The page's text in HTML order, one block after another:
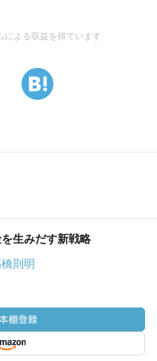
ェーンにより生み出さ
、人を介さないで「信
つながり、互いのもつ
多対多の関係
在し、通貨の発行や売
ョンをまとめたブロッ
スという仕組みで形成
明されると、P2Pネッ
ザクションブロックの
理が続いていく
つのブロックを変える
による収益を得ています
生みだす新戦略
則明